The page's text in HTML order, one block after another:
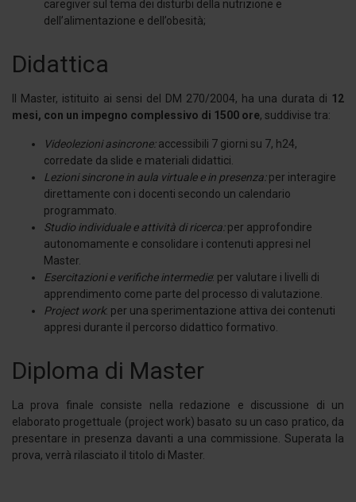
caregiver sul tema dei disturbi della nutrizione e
dell’alimentazione e dell’obesità;
Didattica
Il Master, istituito ai sensi del DM 270/2004, ha una durata di 12
mesi, con un impegno complessivo di 1500 ore, suddivise tra:
Videolezioni asincrone:accessibili 7 giorni su 7, h24,
corredate da slide e materiali didattici.
Lezioni sincrone in aula virtuale e in presenza:per interagire
direttamente con i docenti secondo un calendario
programmato.
Studio individuale e attività di ricerca:per approfondire
autonomamente e consolidare i contenuti appresi nel
Master.
Esercitazioni e verifiche intermedie: per valutare i livelli di
apprendimento come parte del processo di valutazione.
Project work: per una sperimentazione attiva dei contenuti
appresi durante il percorso didattico formativo.
Diploma di Master
La prova finale consiste nella redazione e discussione di un
elaborato progettuale (project work) basato su un caso pratico, da
presentare in presenza davanti a una commissione. Superata la
prova, verrà rilasciato il titolo di Master.